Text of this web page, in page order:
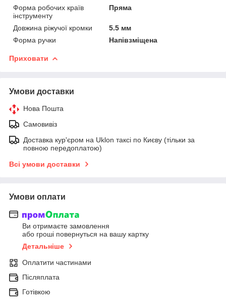
Форма робочих країв
інструменту
Пряма
Довжина ріжучої кромки
5.5 мм
Форма ручки
Напівзміщена
Приховати
Умови доставки
Нова Пошта
Самовивіз
Доставка кур'єром на Uklon таксі по Києву (тільки за
повною передоплатою)
Всі умови доставки
Умови оплати
Ви отримаєте замовлення
або гроші повернуться на вашу картку
Детальніше
Оплатити частинами
Післяплата
Готівкою